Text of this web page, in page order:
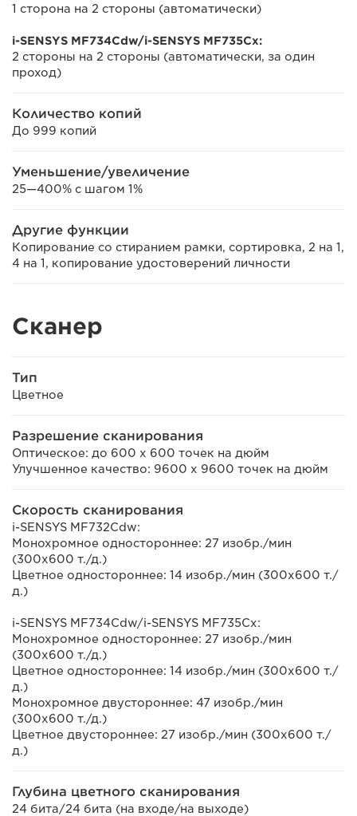
1 сторона на 2 стороны (автоматически)
i-SENSYS MF734Cdw/i-SENSYS MF735Cx:
2 стороны на 2 стороны (автоматически, за один
проход)
Количество копий
До 999 копий
Уменьшение/увеличение
25—400% с шагом 1%
Другие функции
Копирование со стиранием рамки, сортировка, 2 на 1,
4 на 1, копирование удостоверений личности
Сканер
Тип
Цветное
Разрешение сканирования
Оптическое: до 600 x 600 точек на дюйм
Улучшенное качество: 9600 x 9600 точек на дюйм
Скорость сканирования
i-SENSYS MF732Cdw:
Монохромное одностороннее: 27 изобр./мин
(300x600 т./д.)
Цветное одностороннее: 14 изобр./мин (300x600 т./
д.)
i-SENSYS MF734Cdw/i-SENSYS MF735Cx:
Монохромное одностороннее: 27 изобр./мин
(300x600 т./д.)
Цветное одностороннее: 14 изобр./мин (300x600 т./
д.)
Монохромное двустороннее: 47 изобр./мин
(300x600 т./д.)
Цветное двустороннее: 27 изобр./мин (300x600 т./
д.)
Глубина цветного сканирования
24 бита/24 бита (на входе/на выходе)